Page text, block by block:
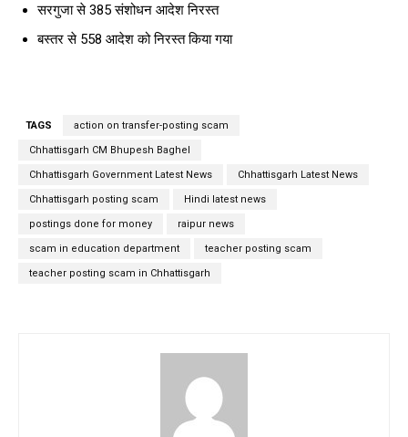
सरगुजा से 385 संशोधन आदेश निरस्त
बस्तर से 558 आदेश को निरस्त किया गया
TAGS action on transfer-posting scam
Chhattisgarh CM Bhupesh Baghel
Chhattisgarh Government Latest News Chhattisgarh Latest News
Chhattisgarh posting scam Hindi latest news
postings done for money raipur news
scam in education department teacher posting scam
teacher posting scam in Chhattisgarh